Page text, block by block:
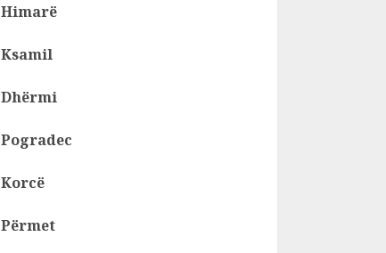
Himarë
Ksamil
Dhërmi
Pogradec
Korcë
Përmet